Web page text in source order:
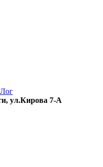
ул.Кирова 7-А